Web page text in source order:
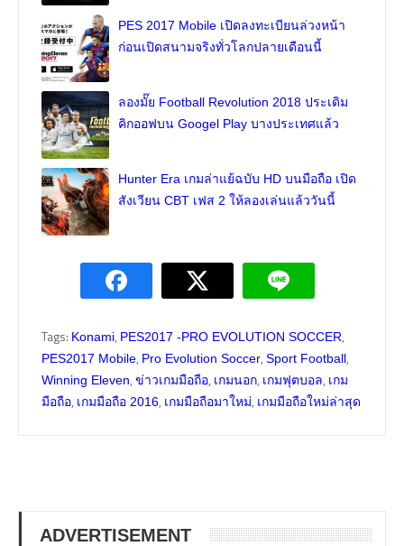
PES 2017 Mobile เปิดลงทะเบียนล่วงหน้า
ก่อนเปิดสนามจริงทั่วโลกปลายเดือนนี้
ลองมั๊ย Football Revolution 2018 ประเดิม
คิกออฟบน Googel Play บางประเทศแล้ว
Hunter Era เกมล่าแย้ฉบับ HD บนมือถือ เปิด
สังเวียน CBT เฟส 2 ให้ลองเล่นแล้ววันนี้
Tags: Konami, PES2017 -PRO EVOLUTION SOCCER,
PES2017 Mobile, Pro Evolution Soccer, Sport Football,
Winning Eleven, ข่าวเกมมือถือ, เกมนอก, เกมฟุตบอล, เกม
มือถือ, เกมมือถือ 2016, เกมมือถือมาใหม่, เกมมือถือใหม่ล่าสุด
ADVERTISEMENT